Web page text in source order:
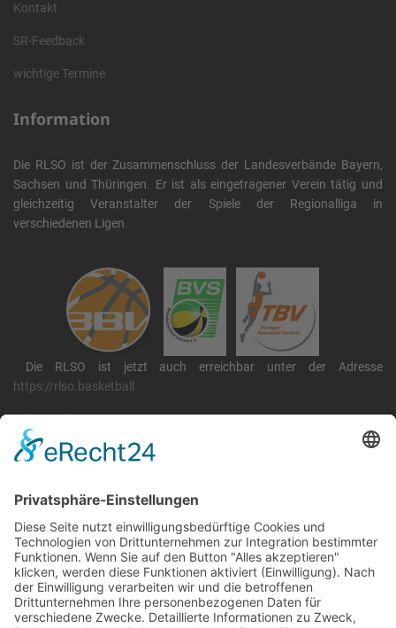
Kontakt
SR-Feedback
wichtige Termine
Information
Die RLSO ist der Zusammenschluss der Landesverbände Bayern,
Sachsen und Thüringen. Er ist als eingetragener Verein tätig und
gleichzeitig Veranstalter der Spiele der Regionalliga in
verschiedenen Ligen.
Die RLSO ist jetzt auch erreichbar unter der Adresse
https://rlso.basketball
RLSO Minikalender
August 2026